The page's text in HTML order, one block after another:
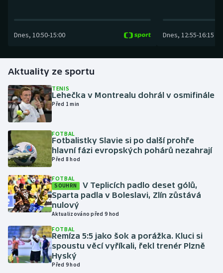
Futsal
Gymnastika
Házená
Jezdectví
Judo
Krasobruslení
Lezení
Lyže a snowboard
Moderní pětiboj
Dnes, 10:50-15:00 Dnes, 12:55-16:15
Aktuality ze sportu
TENIS
Lehečka v Montrealu dohrál v osmifinále
Před 1 min
FOTBAL
Fotbalistky Slavie si po další prohře
hlavní fázi evropských pohárů nezahrají
Před 8 hod
FOTBAL
SOUHRN
V Teplicích padlo deset gólů,
Sparta padla v Boleslavi, Zlín zůstává
nulový
Aktualizováno před 9 hod
FOTBAL
Remíza 5:5 jako šok a porážka. Kluci si
spoustu věcí vyříkali, řekl trenér Plzně
Hyský
Před 9 hod